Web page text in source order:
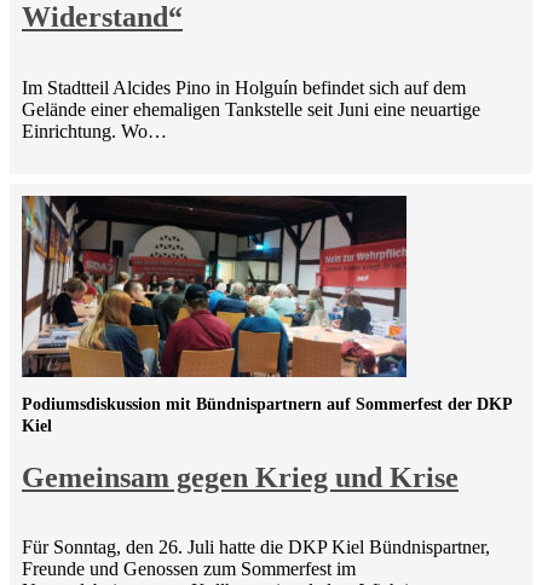
Widerstand“
Im Stadtteil Alcides Pino in Holguín befindet sich auf dem
Gelände einer ehemaligen Tankstelle seit Juni eine neuartige
Einrichtung. Wo…
Gemeinsam gegen Krieg und Krise
Podiumsdiskussion mit Bündnispartnern auf Sommerfest der DKP
Kiel
Für Sonntag, den 26. Juli hatte die DKP Kiel Bündnispartner,
Freunde und Genossen zum Sommerfest im